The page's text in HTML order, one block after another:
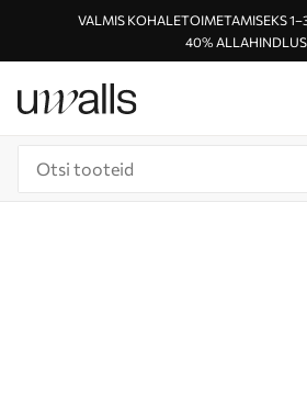
VALMIS KOHALETOIMETAMISEKS
40% ALLAHINDLUS